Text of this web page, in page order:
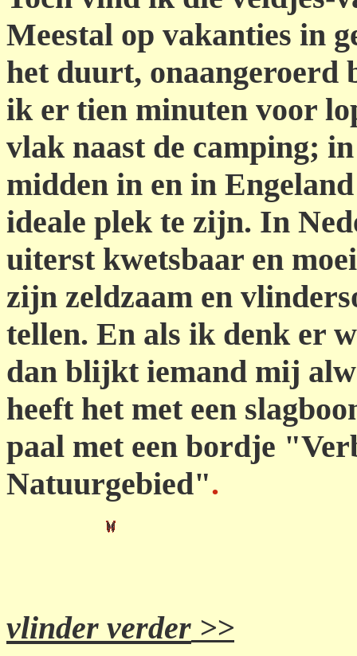
Meestal op vakanties in
het duurt, onaangeroerd
ik er tien minuten voor
vlak naast de camping;
midden in en in
ideale plek te zijn. In
uiterst kwetsbaar en
zijn zeldzaam en
tellen. En als ik denk er
dan blijkt iemand mij
heeft het met een
paal met een bordje
Natuurgebied".
vlinder verder >>